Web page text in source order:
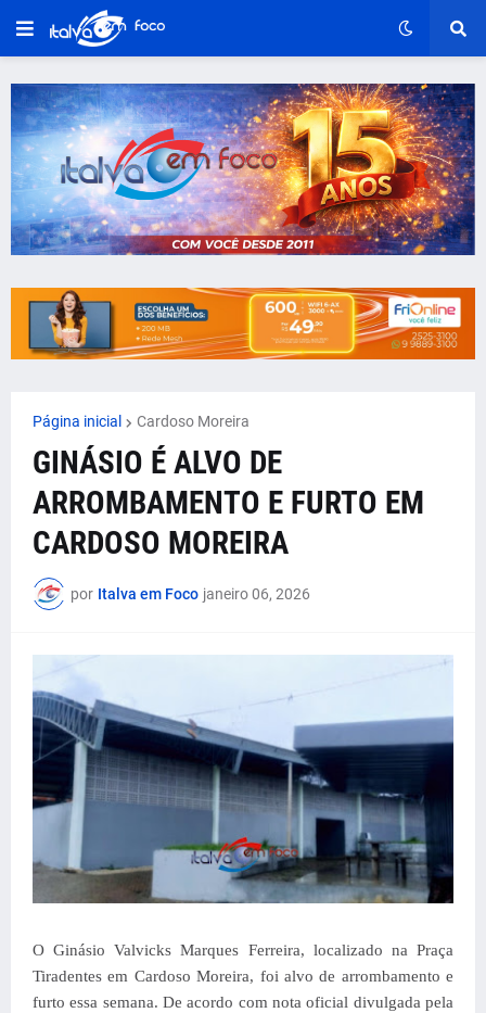
Página inicial Cardoso Moreira
GINÁSIO É ALVO DE
ARROMBAMENTO E FURTO EM
CARDOSO MOREIRA
por Italva em Foco janeiro 06, 2026
O Ginásio Valvicks Marques Ferreira, localizado na Praça
Tiradentes em Cardoso Moreira, foi alvo de arrombamento e
furto essa semana. De acordo com nota oficial divulgada pela